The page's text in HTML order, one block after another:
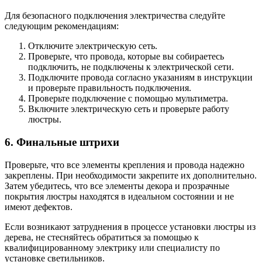
Для безопасного подключения электричества следуйте
следующим рекомендациям:
Отключите электрическую сеть.
Проверьте, что провода, которые вы собираетесь
подключить, не подключены к электрической сети.
Подключите провода согласно указаниям в инструкции
и проверьте правильность подключения.
Проверьте подключение с помощью мультиметра.
Включите электрическую сеть и проверьте работу
люстры.
6. Финальные штрихи
Проверьте, что все элементы крепления и провода надежно
закреплены. При необходимости закрепите их дополнительно.
Затем убедитесь, что все элементы декора и прозрачные
покрытия люстры находятся в идеальном состоянии и не
имеют дефектов.
Если возникают затруднения в процессе установки люстры из
дерева, не стесняйтесь обратиться за помощью к
квалифицированному электрику или специалисту по
установке светильников.